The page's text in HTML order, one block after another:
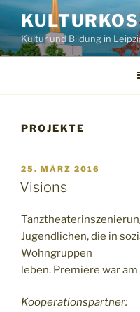
Zum
Inhalt
springenKultur und Bildung in
PROJEKTE
VERÖFFENTLICHT
AM
25. MÄRZ 2016
Visions
Jugendlichen, die in
Wohngruppen
leben. Premiere war
Kooperationspartner: